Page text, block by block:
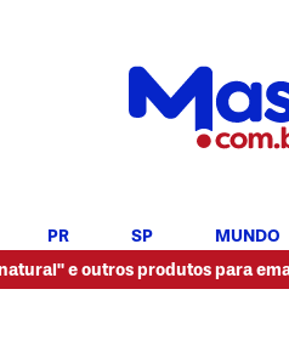
PR SP MUNDO
produtos para emagrecimento